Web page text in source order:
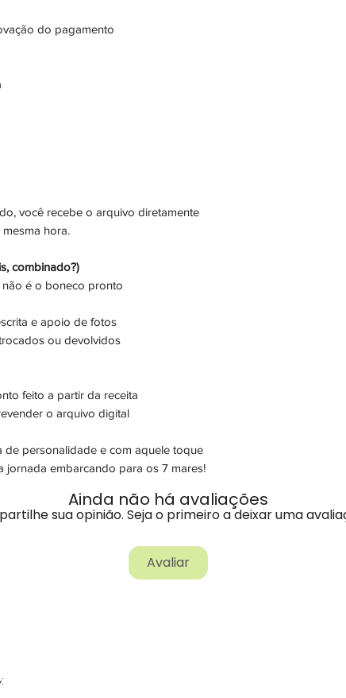
do pagamento
você recebe o arquivo diretamente
hora.
combinado?)
não é o boneco pronto
e apoio de fotos
ou devolvidos
feito a partir da receita
o arquivo digital
de personalidade e com aquele toque
jornada embarcando para os 7 mares!
Ainda não há avaliações
sua opinião. Seja o primeiro a deixar uma
Avaliar